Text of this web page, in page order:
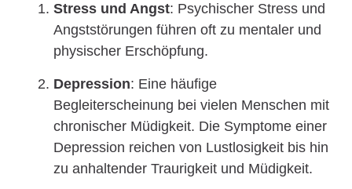
Stress und Angst: Psychischer Stress und
Angststörungen führen oft zu mentaler und
physischer Erschöpfung.
Depression: Eine häufige
Begleiterscheinung bei vielen Menschen mit
chronischer Müdigkeit. Die Symptome einer
Depression reichen von Lustlosigkeit bis hin
zu anhaltender Traurigkeit und Müdigkeit.